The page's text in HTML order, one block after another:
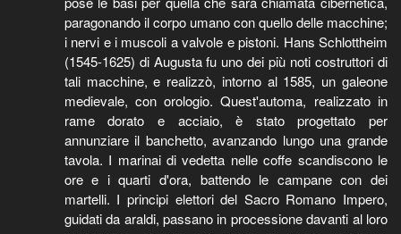
paragonando il corpo umano con quello delle macchine;
i nervi e i muscoli a valvole e pistoni. Hans Schlottheim
(1545-1625) di Augusta fu uno dei più noti costruttori di
tali macchine, e realizzò, intorno al 1585, un galeone
medievale, con orologio. Quest'automa, realizzato in
rame dorato e acciaio, è stato progettato per
annunziare il banchetto, avanzando lungo una grande
tavola. I marinai di vedetta nelle coffe scandiscono le
ore e i quarti d'ora, battendo le campane con dei
martelli. I principi elettori del Sacro Romano Impero,
guidati da araldi, passano in processione davanti al loro